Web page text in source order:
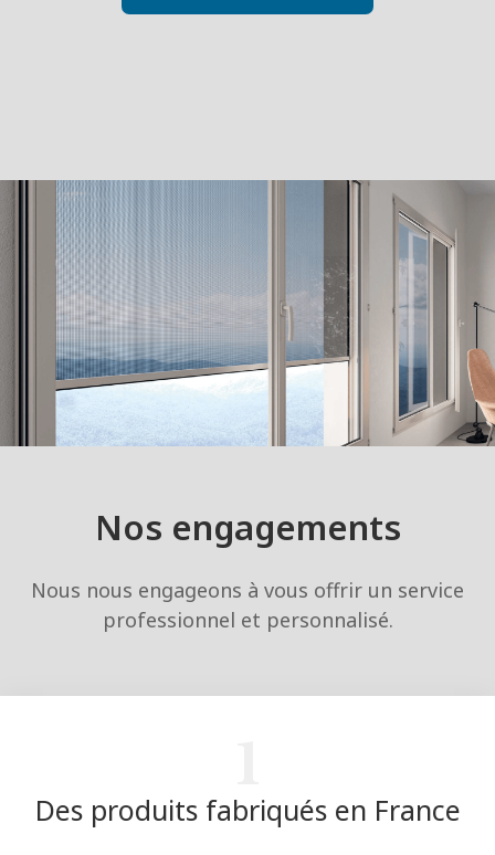
Nos engagements
Nous nous engageons à vous offrir un service
professionnel et personnalisé.
Des produits fabriqués en France